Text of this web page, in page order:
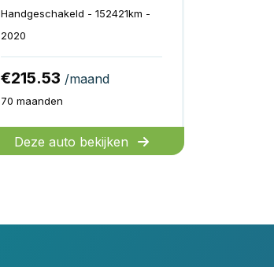
Handgeschakeld - 152421km -
2020
€215.53 /maand
70 maanden
Deze auto bekijken